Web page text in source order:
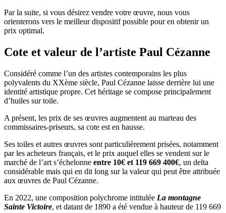
Par la suite, si vous désirez vendre votre œuvre, nous vous
orienterons vers le meilleur dispositif possible pour en obtenir un
prix optimal.
Cote et valeur de l’artiste Paul Cézanne
Considéré comme l’un des artistes contemporains les plus
polyvalents du XXème siècle, Paul Cézanne laisse derrière lui une
identité artistique propre. Cet héritage se compose principalement
d’huiles sur toile.
A présent, les prix de ses œuvres augmentent au marteau des
commissaires-priseurs, sa cote est en hausse.
Ses toiles et autres œuvres sont particulièrement prisées, notamment
par les acheteurs français, et le prix auquel elles se vendent sur le
marché de l’art s’échelonne entre 10€ et 119 669 400€, un delta
considérable mais qui en dit long sur la valeur qui peut être attribuée
aux œuvres de Paul Cézanne.
En 2022, une composition polychrome intitulée La montagne
Sainte Victoire, et datant de 1890 a été vendue à hauteur de 119 669